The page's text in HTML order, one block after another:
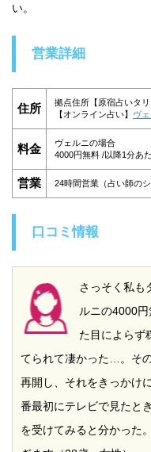
い。
営業詳細
住所
拠点住所【原宿占いタ
【オンライン占い】 ヴ
料金
ヴェルニの場合
4000円無料 /以降1分あ
営業 24時間営業（占い師のシ
口コミ情報
さっそく私も
ルニの4000
た目によらず
てられて凄かった…。そ
再開し、それをきっかけ
番最初にテレビで見たと
を受けてみると分かった